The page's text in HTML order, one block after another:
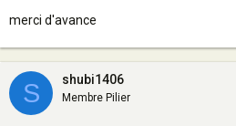
merci d'avance
S shubi1406
Membre Pilier